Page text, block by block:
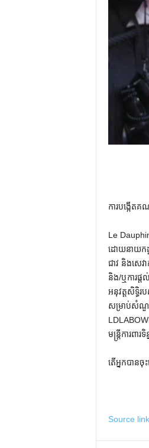
ការបង្កើត
Le
ដោយនាយកដ្
ជាវ និងសេវ
និង/ឬការផ្
អនុវត្តសិទ្ធិ
សម្រាប់សំណួ
មន្ត្រីការព
តើអ្នកបាន
Source link